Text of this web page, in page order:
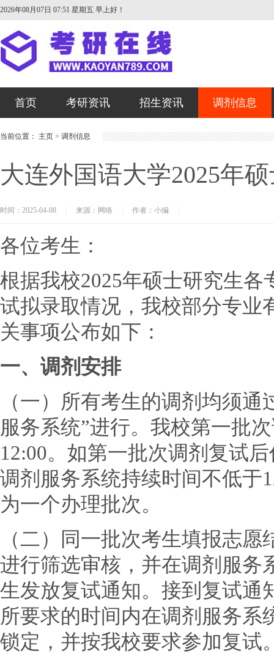
2026年08月07日 07:51 星期五 早上好！
首页 考研资讯 招生资讯 调剂信息
当前位置： 主页 > 调剂信息
大连外国语大学2025年
时间：2025-04-08 来源：网络 作者：小编
各位考生：
根据我校2025年硕士研究生
试拟录取情况，我校部分专业
关事项公布如下：
一、调剂安排
（一）所有考生的调剂均须
服务系统”进行。我校第一批
12:00。如第一批次调剂复试
调剂服务系统持续时间不低于
为一个办理批次。
（二）同一批次考生填报志
进行筛选审核，并在调剂服务
生发放复试通知。接到复试通
所要求的时间内在调剂服务系
锁定，并按我校要求参加复试